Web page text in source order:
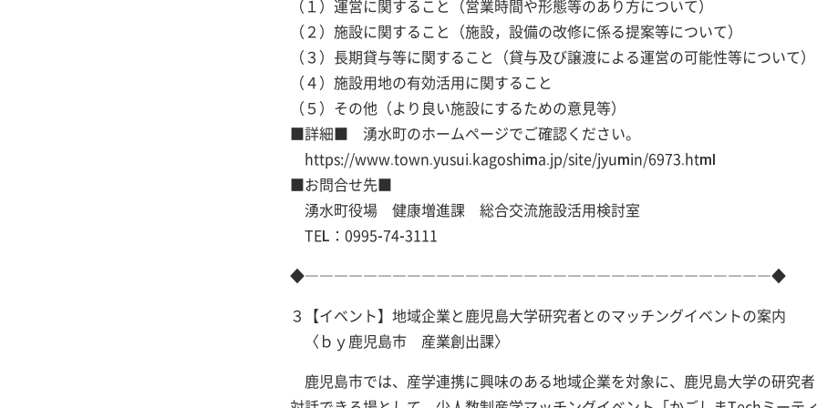
（１）運営に関すること（営業時間や形態等のあり方について）
（２）施設に関すること（施設，設備の改修に係る提案等について）
（３）長期貸与等に関すること（貸与及び譲渡による運営の可能性等について）
（４）施設用地の有効活用に関すること
（５）その他（より良い施設にするための意見等）
■詳細■ 湧水町のホームページでご確認ください。
https://www.town.yusui.kagoshima.jp/site/jyumin/6973.html
■お問合せ先■
湧水町役場 健康増進課 総合交流施設活用検討室
TEL：0995-74-3111
◆――――――――――――――――――――――――――――――――◆
３【イベント】地域企業と鹿児島大学研究者とのマッチングイベントの案内
〈ｂｙ鹿児島市 産業創出課〉
鹿児島市では、産学連携に興味のある地域企業を対象に、鹿児島大学の研究者